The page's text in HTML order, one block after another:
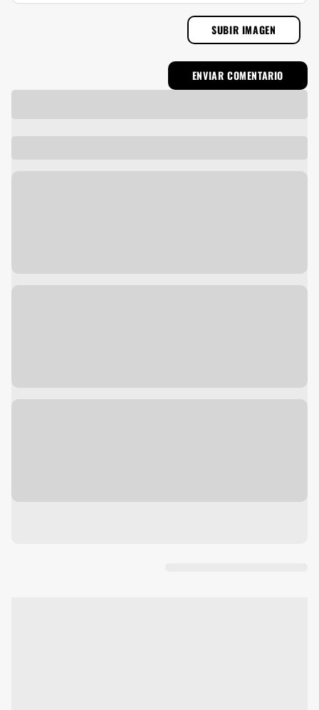
SUBIR IMAGEN